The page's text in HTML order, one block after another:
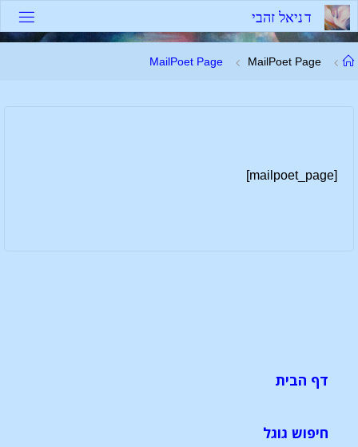
דלגו
לתוכן
דניאל זהבי
עמוד
MailPoet Page MailPoet Page
[mailpoet_page]
דף הבית
חיפוש גוגל